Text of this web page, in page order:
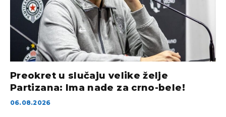
Preokret u slučaju velike želje
Partizana: Ima nade za crno-bele!
06.08.2026